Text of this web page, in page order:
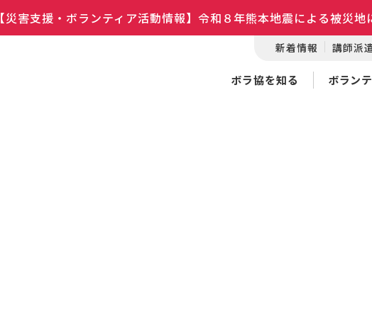
【災害支援・ボランティア活動情報】令和８年熊本地震による被災
新着情報 講師派
ボラ協を知る ボラン